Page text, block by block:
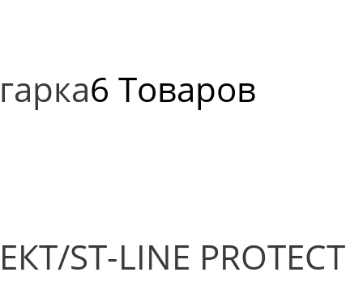
6 Товаров
ST-LINE PROTECT